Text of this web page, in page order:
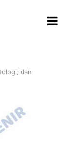
dan